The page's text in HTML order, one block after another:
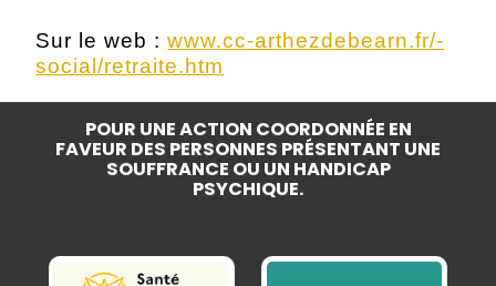
Sur le web :www.cc-arthezdebearn.fr/-
social/retraite.htm
POUR UNE ACTION COORDONNÉE EN
FAVEUR DES PERSONNES PRÉSENTANT UNE
SOUFFRANCE OU UN HANDICAP
PSYCHIQUE.